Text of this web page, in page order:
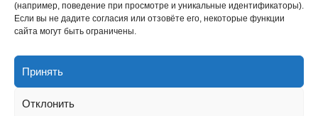
(например, поведение при просмотре и уникальные идентификаторы).
Если вы не дадите согласия или отзовёте его, некоторые функции
сайта могут быть ограничены.
Принять
Отклонить
0221 37 96 90 68
0211 77 92 26 40